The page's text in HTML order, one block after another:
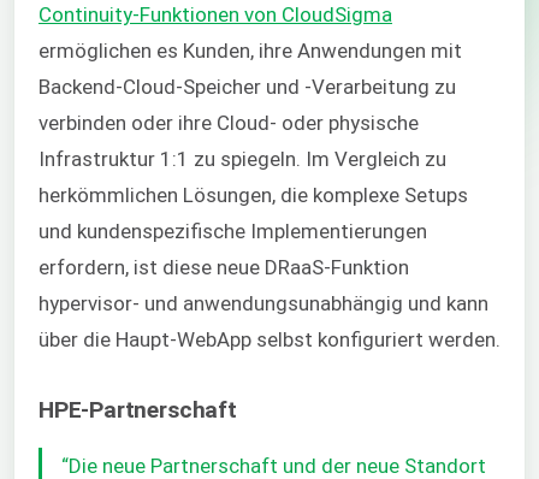
Continuity-Funktionen von CloudSigma
ermöglichen es Kunden, ihre Anwendungen mit
Backend-Cloud-Speicher und -Verarbeitung zu
verbinden oder ihre Cloud- oder physische
Infrastruktur 1:1 zu spiegeln. Im Vergleich zu
herkömmlichen Lösungen, die komplexe Setups
und kundenspezifische Implementierungen
erfordern, ist diese neue DRaaS-Funktion
hypervisor- und anwendungsunabhängig und kann
über die Haupt-WebApp selbst konfiguriert werden.
HPE-Partnerschaft
“Die neue Partnerschaft und der neue Standort